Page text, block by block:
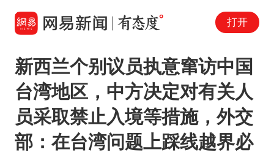
打开
新西兰个别议员执意窜访中国
台湾地区，中方决定对有关人
员采取禁止入境等措施，外交
部：在台湾问题上踩线越界必